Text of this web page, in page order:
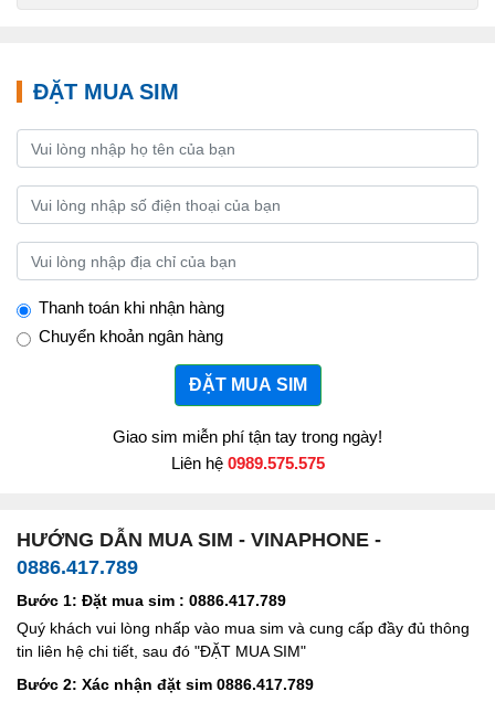
ĐẶT MUA SIM
Thanh toán khi nhận hàng
Chuyển khoản ngân hàng
ĐẶT MUA SIM
Giao sim miễn phí tận tay trong ngày!
Liên hệ 0989.575.575
HƯỚNG DẪN MUA SIM - VINAPHONE -
0886.417.789
Bước 1: Đặt mua sim : 0886.417.789
Quý khách vui lòng nhấp vào mua sim và cung cấp đầy đủ thông
tin liên hệ chi tiết, sau đó "ĐẶT MUA SIM"
Bước 2: Xác nhận đặt sim 0886.417.789